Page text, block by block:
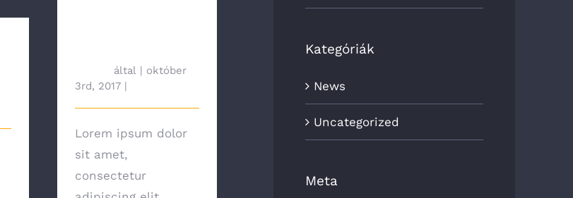
által | október
3rd, 2017 |
Lorem ipsum dolor
sit amet,
consectetur
Kategóriák
News
Uncategorized
Meta